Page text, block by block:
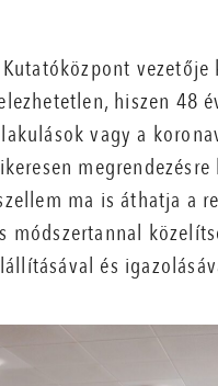
Kutatóközpont
hiszen 48
vagy a
ma is áthatja a
és